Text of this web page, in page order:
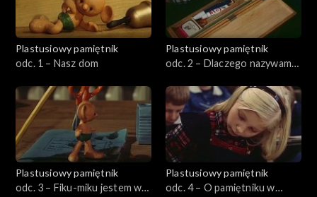
Plastusiowy pamiętnik
odc. 1 – Nasz dom
Plastusiowy pamiętnik
odc. 2 – Dlaczego nazywam
Plastusiowy pamiętnik
odc. 3 – Fiku-miku jestem w
Plastusiowy pamiętnik
odc. 4 – O pamiętniku w